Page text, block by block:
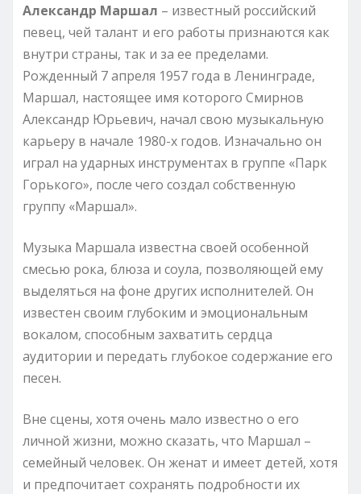
Александр Маршал – известный российский
певец, чей талант и его работы признаются как
внутри страны, так и за ее пределами.
Рожденный 7 апреля 1957 года в Ленинграде,
Маршал, настоящее имя которого Смирнов
Александр Юрьевич, начал свою музыкальную
карьеру в начале 1980-х годов. Изначально он
играл на ударных инструментах в группе «Парк
Горького», после чего создал собственную
группу «Маршал».
Музыка Маршала известна своей особенной
смесью рока, блюза и соула, позволяющей ему
выделяться на фоне других исполнителей. Он
известен своим глубоким и эмоциональным
вокалом, способным захватить сердца
аудитории и передать глубокое содержание его
песен.
Вне сцены, хотя очень мало известно о его
личной жизни, можно сказать, что Маршал –
семейный человек. Он женат и имеет детей, хотя
и предпочитает сохранять подробности их